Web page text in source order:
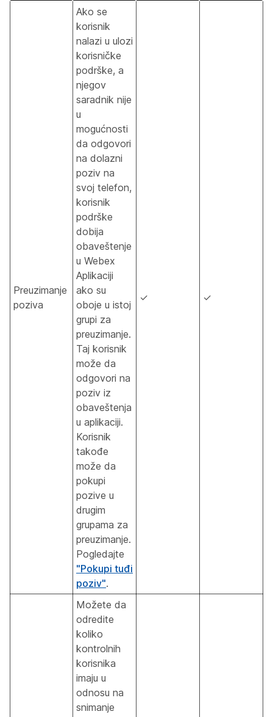
Preuzimanje
poziva
Ako se
korisnik
nalazi u ulozi
korisničke
podrške, a
njegov
saradnik nije
u
mogućnosti
da odgovori
na dolazni
poziv na
svoj telefon,
korisnik
podrške
dobija
obaveštenje
u Webex
Aplikaciji
ako su
oboje u istoj
grupi za
preuzimanje.
Taj korisnik
može da
odgovori na
poziv iz
obaveštenja
u aplikaciji.
Korisnik
takođe
može da
pokupi
pozive u
drugim
grupama za
preuzimanje.
Pogledajte
"Pokupi tuđi
poziv".
✓ ✓
Možete da
odredite
koliko
kontrolnih
korisnika
imaju u
odnosu na
snimanje